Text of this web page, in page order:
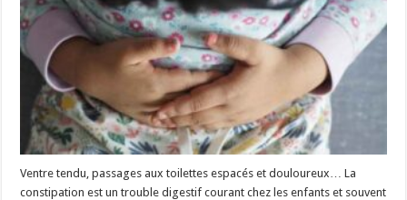
Ventre tendu, passages aux toilettes espacés et douloureux… La
constipation est un trouble digestif courant chez les enfants et souvent